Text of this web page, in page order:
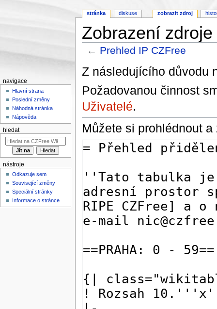
Zobrazení
← Prehled IP CZFree
Z následujícího důvodu
Požadovanou činnost
Uživatelé.
Můžete si prohlédnout
stránka diskuse zobrazit zdroj
navigace
Hlavní strana
Poslední změny
Náhodná stránka
Nápověda
hledat
nástroje
Odkazuje sem
Související změny
Speciální stránky
Informace o stránce